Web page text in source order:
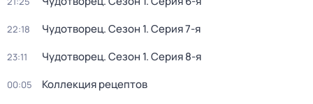
22:18 Чудотворец. Сезон 1. Серия 7-я
23:11 Чудотворец. Сезон 1. Серия 8-я
00:05 Коллекция рецептов